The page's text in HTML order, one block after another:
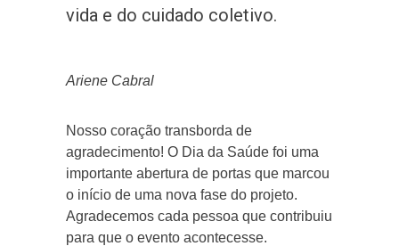
vida e do cuidado coletivo.
Ariene Cabral
Nosso coração transborda de
agradecimento! O Dia da Saúde foi uma
importante abertura de portas que marcou
o início de uma nova fase do projeto.
Agradecemos cada pessoa que contribuiu
para que o evento acontecesse.